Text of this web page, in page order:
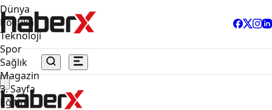
Dünya
Politika
Teknoloji
Spor
Sağlık
Magazin
3. Sayfa
Eğitim